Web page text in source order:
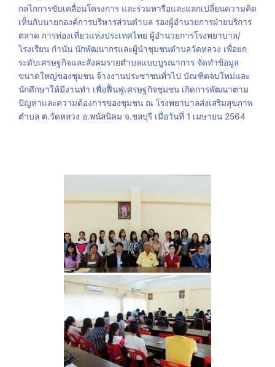
กลไกการขับเคลื่อนโครงการ และร่วมหารือและแลกเปลี่ยนความคิด
เห็นกับนายกองค์การบริหารส่วนตำบล รองผู้อำนวยการฝ่ายบริการ
ตลาด การท่องเที่ยวแห่งประเทศไทย ผู้อำนวยการโรงพยาบาล/
โรงเรียน กำนัน นักพัฒนากรและผู้นำชุมชนตำบลวัดหลวง เพื่อยก
ระดับเศรษฐกิจและสังคมรายตำบลแบบบูรณาการ จัดทำข้อมูล
ขนาดใหญ่ของชุมชน จ้างงานประชาชนทั่วไป บัณฑิตจบใหม่และ
นักศึกษาให้มีงานทำ เพื่อฟื้นฟูเศรษฐกิจชุมชน เกิดการพัฒนาตาม
ปัญหาและความต้องการของชุมชน ณ โรงพยาบาลส่งเสริมสุขภาพ
ตำบล ต.วัดหลวง อ.พนัสนิคม จ.ชลบุรี เมื่อวันที่ 1 เมษายน 2564